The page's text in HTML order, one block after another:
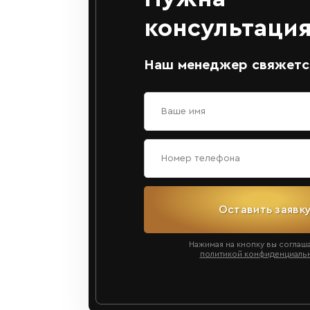
Наш менеджер
Оставить
Нажимая на кнопку вы
политикой